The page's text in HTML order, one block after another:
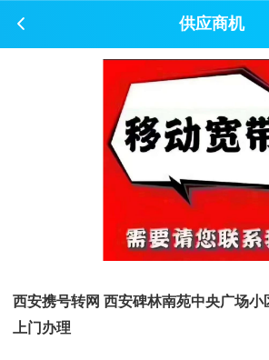
供应商机
西安携号转网 西安碑林南苑中央广场
上门办理